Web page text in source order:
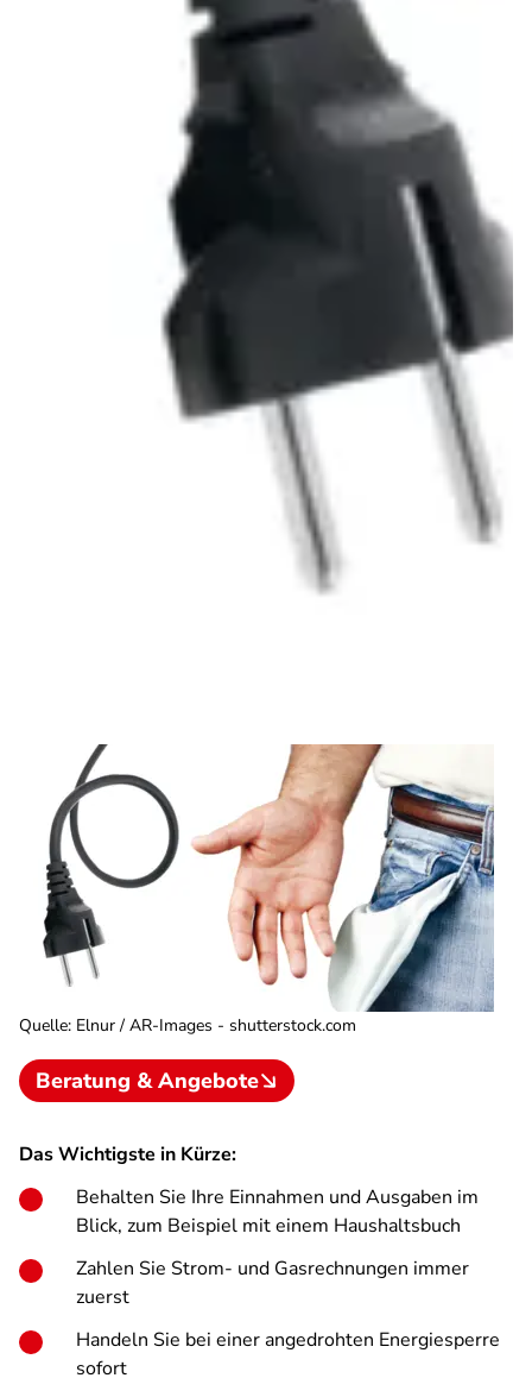
Quelle: Elnur / AR-Images - shutterstock.com
Beratung & Angebote
Das Wichtigste in Kürze:
Behalten Sie Ihre Einnahmen und Ausgaben im
Blick, zum Beispiel mit einem Haushaltsbuch
Zahlen Sie Strom- und Gasrechnungen immer
zuerst
Handeln Sie bei einer angedrohten Energiesperre
sofort